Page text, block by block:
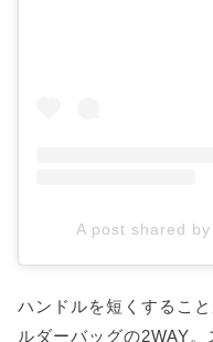
A post shared
ハンドルを短くするこ
ルダーバッグの2WAY